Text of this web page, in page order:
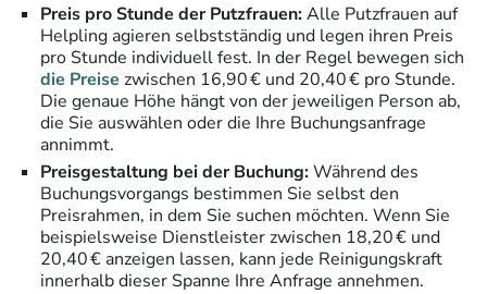
Preis pro Stunde der Putzfrauen:Alle Putzfrauen auf
Helpling agieren selbstständig und legen ihren Preis
pro Stunde individuell fest. In der Regel bewegen sich
die Preise zwischen 16,90 € und 20,40 € pro Stunde.
Die genaue Höhe hängt von der jeweiligen Person ab,
die Sie auswählen oder die Ihre Buchungsanfrage
annimmt.
Preisgestaltung bei der Buchung:Während des
Buchungsvorgangs bestimmen Sie selbst den
Preisrahmen, in dem Sie suchen möchten. Wenn Sie
beispielsweise Dienstleister zwischen 18,20 € und
20,40 € anzeigen lassen, kann jede Reinigungskraft
innerhalb dieser Spanne Ihre Anfrage annehmen.